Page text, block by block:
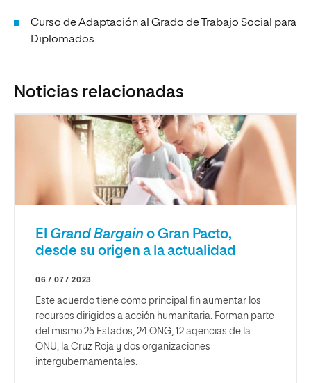
Curso de Adaptación al Grado de Trabajo Social para
Diplomados
Noticias relacionadas
El Grand Bargain o Gran Pacto,
desde su origen a la actualidad
06 / 07 / 2023
Este acuerdo tiene como principal fin aumentar los
recursos dirigidos a acción humanitaria. Forman parte
del mismo 25 Estados, 24 ONG, 12 agencias de la
ONU, la Cruz Roja y dos organizaciones
intergubernamentales.